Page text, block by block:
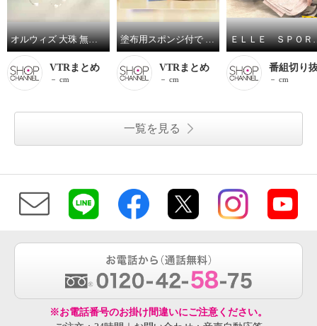
オルウィズ 大珠 無核淡水バロックパール ステーションネックレス／イヤリング／ピアス
VTRまとめ
－ cm
塗布用スポンジ付で サッと塗り伸ばし 乾かすだけ簡単！ 輝きが戻るフロアワックス シャイントップＱ１０ ＜１リットル＞
VTRまとめ
－ cm
ＥＬＬＥ ＳＰＯＲＴ は
番組切り
－ cm
一覧を見る
※お電話番号のお掛け間違いにご注意ください。